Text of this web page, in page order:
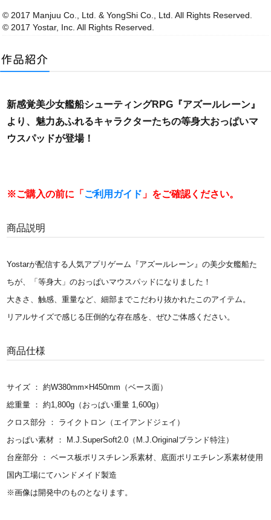
© 2017 Manjuu Co., Ltd. & YongShi Co., Ltd. All Rights Reserved.
© 2017 Yostar, Inc. All Rights Reserved.
新感覚美少女艦船シューティングRPG『アズールレーン』
より、魅力あふれるキャラクターたちの等身大おっぱいマ
ウスパッドが登場！
※ご購入の前に「 ご利用ガイド 」をご確認ください。
商品説明
Yostarが配信する人気アプリゲーム『アズールレーン』の美少女艦船た
ちが、「等身大」のおっぱいマウスパッドになりました！
大きさ、触感、重量など、細部までこだわり抜かれたこのアイテム。
リアルサイズで感じる圧倒的な存在感を、ぜひご体感ください。
商品仕様
サイズ ： 約W380mm×H450mm（ベース面）
総重量 ： 約1,800g（おっぱい重量 1,600g）
クロス部分 ： ライクトロン（エイアンドジェイ）
おっぱい素材 ： M.J.SuperSoft2.0（M.J.Originalブランド特注）
台座部分 ： ベース板ポリスチレン系素材、底面ポリエチレン系素材使用
国内工場にてハンドメイド製造
※画像は開発中のものとなります。